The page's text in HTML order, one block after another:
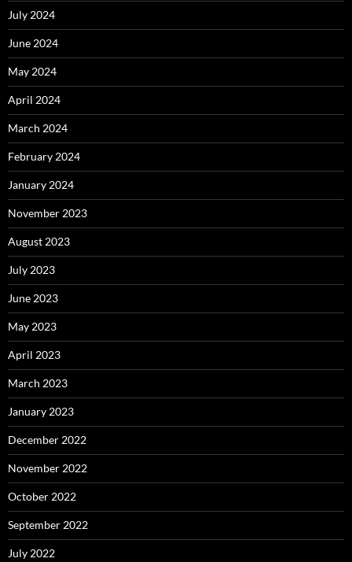
July 2024
June 2024
May 2024
April 2024
March 2024
February 2024
January 2024
November 2023
August 2023
July 2023
June 2023
May 2023
April 2023
March 2023
January 2023
December 2022
November 2022
October 2022
September 2022
July 2022